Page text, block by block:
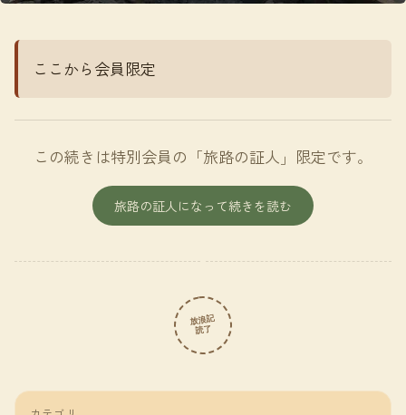
ここから会員限定
この続きは特別会員の「旅路の証人」限定です。
旅路の証人になって続きを読む
放浪記
読了